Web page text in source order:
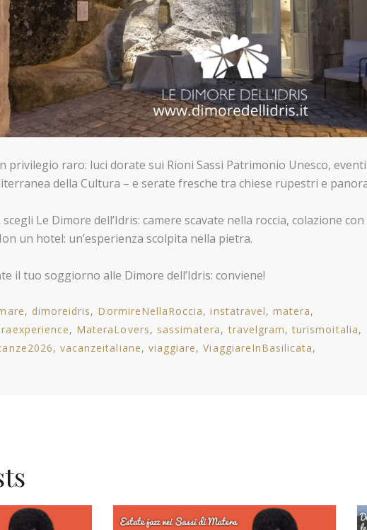
privilegio raro: luci dorate sui Rioni Sassi Patrimonio Unesco,
della Cultura – e serate fresche tra chiese rupestri e
Le Dimore dell’Idris: camere scavate nella roccia, colazione
un hotel: un’esperienza scolpita nella pietra.
il tuo soggiorno alle Dimore dell’Idris: conviene!
dimoreidris DormireNellaRoccia instatravel
matera
MateraLovers sassimatera travelgram
turismoitalia
vacanzeitaliane viaggiare
ViaggiareInBasilicata